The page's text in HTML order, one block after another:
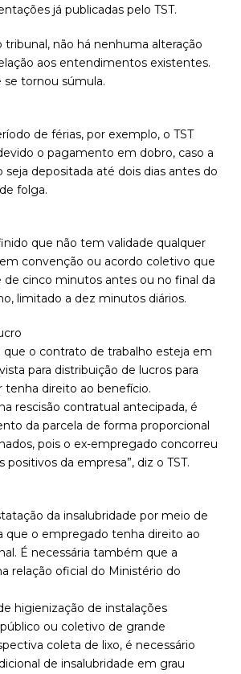
já publicadas pelo TST.
tribunal, não há nenhuma alteração
aos entendimentos existentes.
se tornou súmula.
de férias, por exemplo, o TST
o pagamento em dobro, caso a
seja depositada até dois dias antes do
folga.
que não tem validade qualquer
convenção ou acordo coletivo que
cinco minutos antes ou no final da
limitado a dez minutos diários.
que o contrato de trabalho esteja em
para distribuição de lucros para
tenha direito ao benefício.
rescisão contratual antecipada, é
da parcela de forma proporcional
pois o ex-empregado concorreu
positivos da empresa”, diz o TST.
da insalubridade por meio de
que o empregado tenha direito ao
É necessária também que a
relação oficial do Ministério do
higienização de instalações
ou coletivo de grande
coleta de lixo, é necessário
de insalubridade em grau